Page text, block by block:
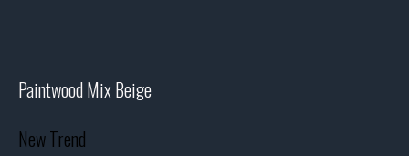
Paintwood Mix Beige
New Trend